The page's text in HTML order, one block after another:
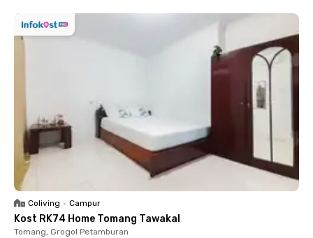
Coliving • Campur
Kost RK74 Home Tomang Tawakal
Tomang, Grogol Petamburan